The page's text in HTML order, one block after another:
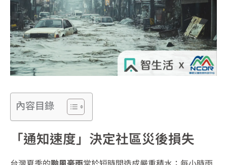
內容目錄
「通知速度」決定社區災後損失